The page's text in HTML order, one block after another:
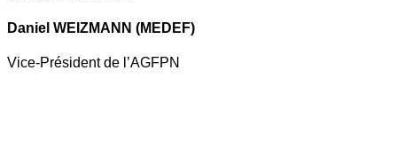
Daniel WEIZMANN (MEDEF)
Vice-Président de l’AGFPN